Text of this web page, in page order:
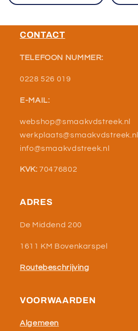
CONTACT
TELEFOON NUMMER:
0228 526 019
E-MAIL:
webshop@smaakvdstreek.nl
werkplaats@smaakvdstreek.nl
info@smaakvdstreek.nl
KVK:70476802
ADRES
De Middend 200
1611 KM Bovenkarspel
Routebeschrijving
VOORWAARDEN
Algemeen